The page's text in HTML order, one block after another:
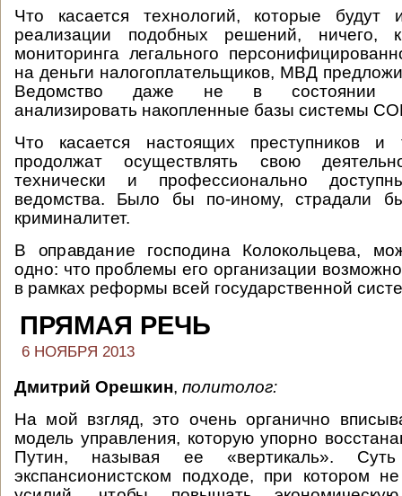
Что касается технологий, которые будут
реализации подобных решений, ничего,
мониторинга легального
на деньги налогоплательщиков, МВД
Ведомство даже не в состоянии
анализировать накопленные базы системы
Что касается настоящих преступников и
продолжат осуществлять свою
технически и профессионально
ведомства. Было бы по-иному, страдали
криминалитет.
В оправдание господина Колокольцева,
одно: что проблемы его организации
в рамках реформы всей государственной
ПРЯМАЯ РЕЧЬ
6 НОЯБРЯ 2013
Дмитрий Орешкин, политолог:
На мой взгляд, это очень органично
модель управления, которую упорно
Путин, называя ее «вертикаль».
экспансионистском подходе, при котором